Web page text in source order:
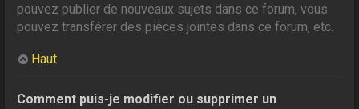
pouvez publier de nouveaux sujets dans ce forum, vous
pouvez transférer des pièces jointes dans ce forum, etc.
Haut
Comment puis-je modifier ou supprimer un